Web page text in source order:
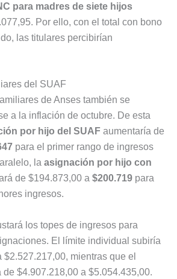
para madres de siete hijos
Por ello, con el total con bono
las titulares percibirían
del SUAF
de Anses también se
a la inflación de octubre. De esta
por hijo del SUAF aumentaría de
para el primer rango de ingresos
la asignación por hijo con
de $194.873,00 a $200.719 para
ingresos.
los topes de ingresos para
El límite individual subiría
mientras que el
$4.907.218,00 a $5.054.435,00.